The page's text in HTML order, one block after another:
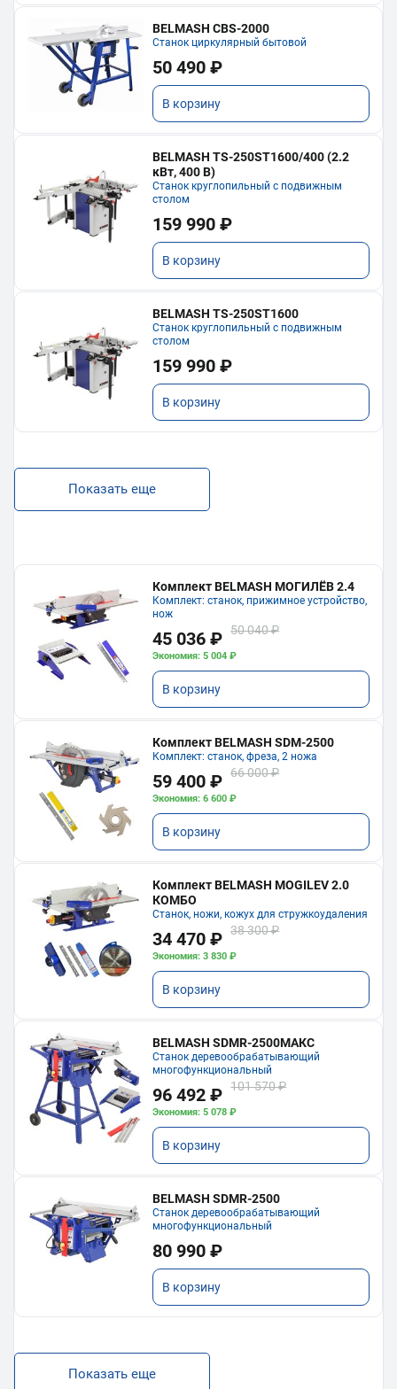
BELMASH CBS-2000
Станок циркулярный бытовой
50 490 ₽
В корзину
BELMASH TS-250ST1600/400 (2.2
кВт, 400 В)
Станок круглопильный с подвижным
столом
159 990 ₽
В корзину
BELMASH TS-250ST1600
Станок круглопильный с подвижным
столом
159 990 ₽
В корзину
Показать еще
Комплект BELMASH МОГИЛЁВ 2.4
Комплект: станок, прижимное устройство,
нож
45 036 ₽ 50 040 ₽
Экономия: 5 004 ₽
В корзину
Комплект BELMASH SDM-2500
Комплект: станок, фреза, 2 ножа
59 400 ₽ 66 000 ₽
Экономия: 6 600 ₽
В корзину
Комплект BELMASH MOGILEV 2.0
КОМБО
Станок, ножи, кожух для стружкоудаления
34 470 ₽ 38 300 ₽
Экономия: 3 830 ₽
В корзину
BELMASH SDMR-2500МАКС
Станок деревообрабатывающий
многофункциональный
96 492 ₽ 101 570 ₽
Экономия: 5 078 ₽
В корзину
BELMASH SDMR-2500
Станок деревообрабатывающий
многофункциональный
80 990 ₽
В корзину
Показать еще